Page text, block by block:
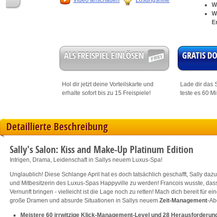
ALS FREISPIEL EINLÖSEN
Hol dir jetzt deine Vorteilskarte und
erhalte sofort bis zu 15 Freispiele!
GRATIS
Lade dir das
teste es 60
Detaillierte Beschreibung
Sally's Salon: Kiss and Make-Up Platinum Edition
Intrigen, Drama, Leidenschaft in Sallys neuem Luxus-Spa!
Unglaublich! Diese Schlange April hat es doch tatsächlich geschafft, Sally
und Mitbesitzerin des Luxus-Spas Happyville zu werden! Francois wusste,
Vernunft bringen - vielleicht ist die Lage noch zu retten! Mach dich bereit für
große Dramen und absurde Situationen in Sallys neuem Zeit-Management-
Meistere 60 irrwitzige Klick-Management-Level und 28